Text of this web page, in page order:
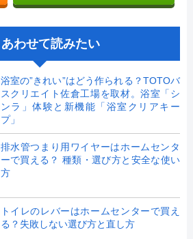
あわせて読みたい
浴室の”きれい”はどう作られる？TOTOバ
スクリエイト佐倉工場を取材。浴室「シ
ンラ」体験と新機能「浴室クリアキー
プ」
排水管つまり用ワイヤーはホームセンタ
ーで買える？ 種類・選び方と安全な使い
方
トイレのレバーはホームセンターで買え
る？失敗しない選び方と直し方